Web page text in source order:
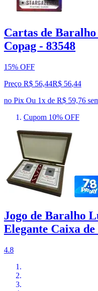
Cartas de
Copag - 83548
15% OFF
Preço R$ 56,44R$ 56,44
no Pix Ou 1x de R$ 59,76
Cupom 10% OFF
Jogo de Baralho
Elegante Caixa
4.8